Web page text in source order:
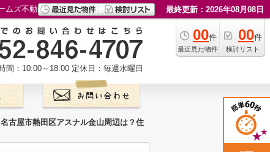
ムズ不動産 最終更新：2026年08月08日
00件
最近見た物件
00件
検討リスト
間：10:00～18:00 定休日：毎週水曜日
名古屋市熱田区アスナル金山周辺は？住